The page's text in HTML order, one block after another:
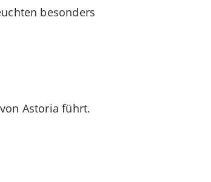
besonders
Astoria führt.